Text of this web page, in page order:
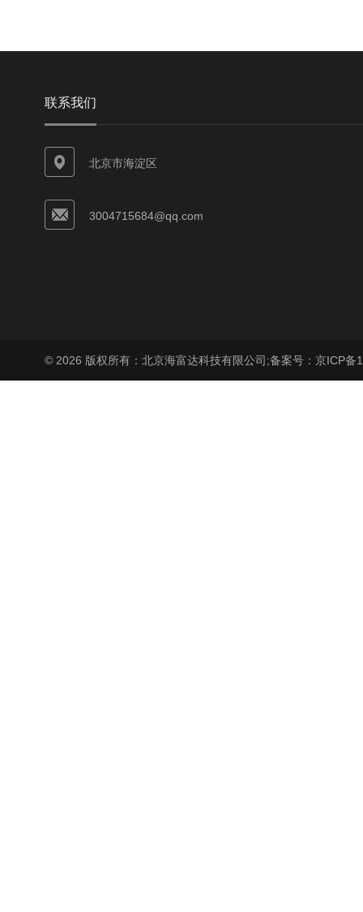
联系我们
北京市海淀区
3004715684@qq.com
© 2026 版权所有：北京海富达科技有限公司;备案号：京ICP备